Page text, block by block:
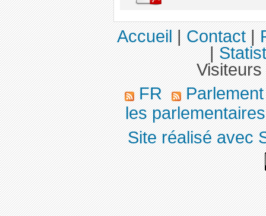
Accueil|Contact|
|
FR
les
Site réalisé avec